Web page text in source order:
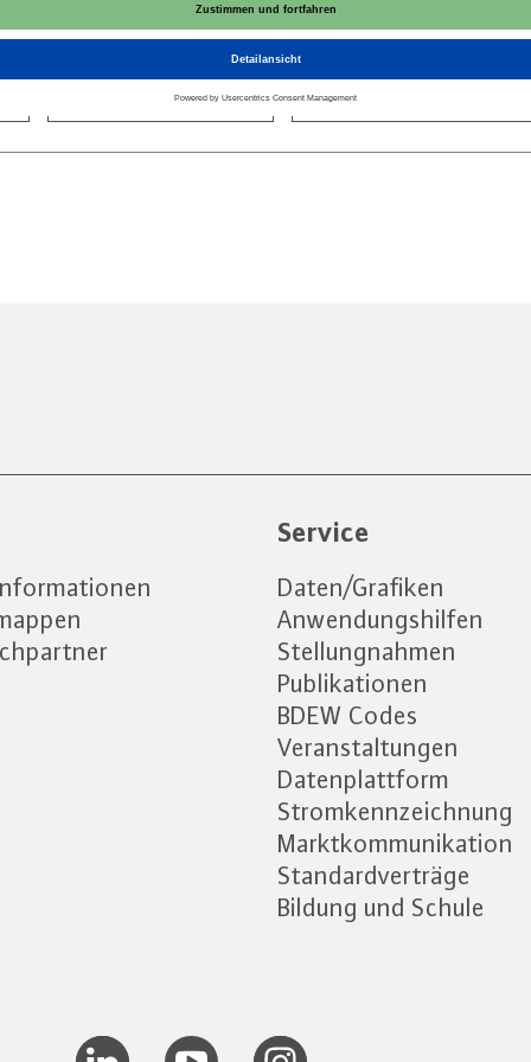
Bildung und Schule Erneuerbare
Service
Daten/Grafiken
Anwendungshilfen
Stellungnahmen
Publikationen
BDEW Codes
Veranstaltungen
Datenplattform
Stromkennzeichnung
Marktkommunikation
Standardverträge
Bildung und Schule